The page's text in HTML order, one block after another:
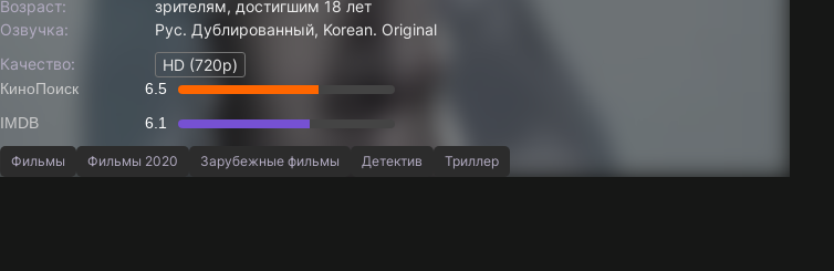
Boзpacт:
зрителям, достигшим 18 лет
Озвучка:
Рус. Дублированный, Korean. Original
Качество:
HD (720p)
КиноПоиск
6.5
IMDB
6.1
Фильмы Фильмы 2020 Зарубежные фильмы Детектив Триллер